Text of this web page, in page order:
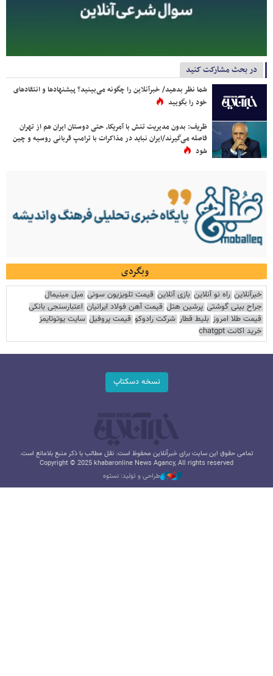
در بحث مشارکت کنید
شما نظر بدهید/ خبرآنلاین را چگونه می‌بینید؟ پیشنهادها و انتقادهای
خود را بگویید
ظریف: بدون مدیریت تنش با آمریکا، حتی دوستان ایران هم از تهران
فاصله می‌گیرند/ایران نباید در مذاکرات با ترامپ قربانی روسیه و چین
شود
وبگردی
خبرآنلاین راه نو آنلاین بازی آنلاین قیمت تلویزیون سونی مبل مینیمال
جراح بینی گوشتی پرشین هتل قیمت آهن فولاد ایرانیان اعتبارسنجی بانکی
قیمت طلا امروز بلیط قطار شرکت رادوکو قیمت پروفیل سایت یوتوتایمز
خرید اکانت chatgpt
نسخه دسکتاپ
تمامی حقوق این سایت برای خبرآنلاین محفوظ است. نقل مطالب با ذکر منبع بلامانع است.
Copyright © 2025 khabaronline News Agancy, All rights reserved
طراحی و تولید: نستوه